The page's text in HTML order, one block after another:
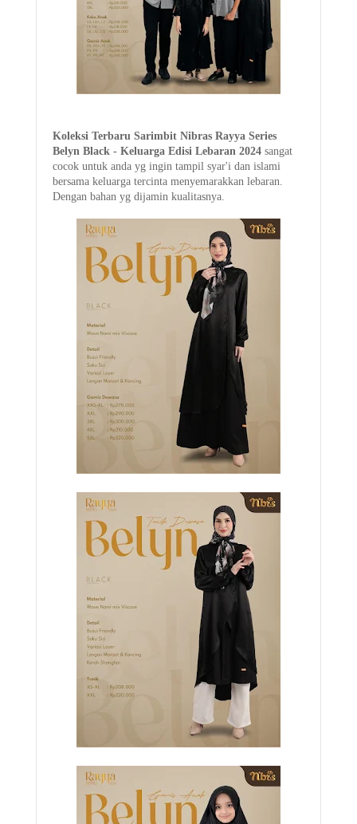
Koleksi Terbaru Sarimbit Nibras Rayya Series
Belyn Black - Keluarga Edisi Lebaran 2024 sangat
cocok untuk anda yg ingin tampil syar'i dan islami
bersama keluarga tercinta menyemarakkan lebaran.
Dengan bahan yg dijamin kualitasnya.